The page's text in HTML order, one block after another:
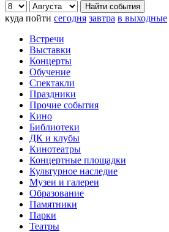
куда пойти сегодня завтра в выходные
Встречи
Выставки
Концерты
Обучение
Спектакли
Праздники
Прочие события
Кино
Библиотеки
ДК и клубы
Кинотеатры
Концертные площадки
Культурное наследие
Музеи и галереи
Образование
Памятники
Парки
Театры